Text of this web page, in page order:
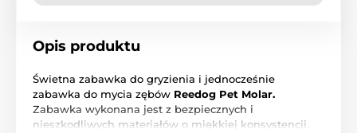
Opis produktu
Świetna zabawka do gryzienia i jednocześnie
zabawka do mycia zębów Reedog Pet Molar.
Zabawka wykonana jest z bezpiecznych i
nieszkodliwych materiałów o miękkiej konsystencji,